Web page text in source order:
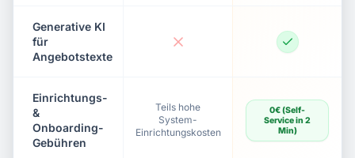
Generative KI
für
Angebotstexte
Einrichtungs-
&
Onboarding-
Gebühren
Teils hohe
System-
Einrichtungskosten
0€ (Self-
Service in 2
Min)